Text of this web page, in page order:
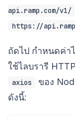
api.ramp.com/v1/
https://
ถัดไป กำหนดค่
ใช้ไลบรารี
axios
ของ
ดังนี้: